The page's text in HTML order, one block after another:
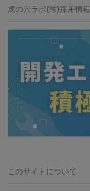
虎の穴ラボ(株)採用情報
このサイトについて